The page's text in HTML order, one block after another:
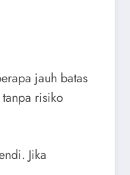
jauh batas
risiko
Jika